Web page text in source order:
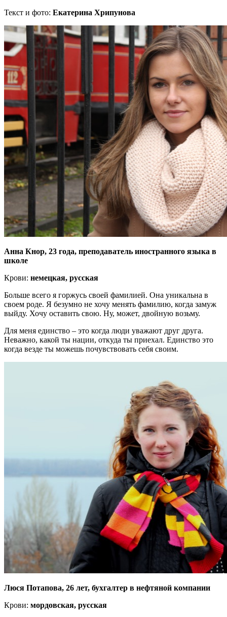
Текст и фото: Екатерина Хрипунова
Анна Кнор, 23 года, преподаватель иностранного языка в
школе
Крови: немецкая, русская
Больше всего я горжусь своей фамилией. Она уникальна в
своем роде. Я безумно не хочу менять фамилию, когда замуж
выйду. Хочу оставить свою. Ну, может, двойную возьму.
Для меня единство – это когда люди уважают друг друга.
Неважно, какой ты нации, откуда ты приехал. Единство это
когда везде ты можешь почувствовать себя своим.
Люся Потапова, 26 лет, бухгалтер в нефтяной компании
Крови: мордовская, русская